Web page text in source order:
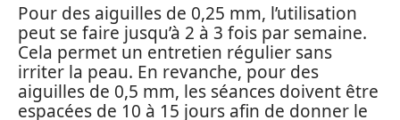
Pour des aiguilles de 0,25 mm, l’utilisation
peut se faire jusqu’à 2 à 3 fois par semaine.
Cela permet un entretien régulier sans
irriter la peau. En revanche, pour des
aiguilles de 0,5 mm, les séances doivent être
espacées de 10 à 15 jours afin de donner le